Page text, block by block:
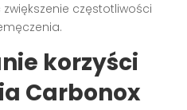
częstotliwości
korzyści
Carbonox